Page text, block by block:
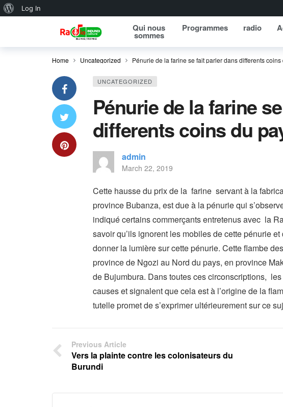
About WordPress
Log In
Qui nous
sommes
Programmes radio
Home Uncategorized Pénurie de la farine se fait parler dans differents coins
UNCATEGORIZED
Pénurie de la farine
differents coins du
admin
March 22, 2019
Cette hausse du prix de la farine servant à la
province Bubanza, est due à la pénurie qui
indiqué certains commerçants entretenus avec la
savoir qu’ils ignorent les mobiles de cette pénurie
donner la lumière sur cette pénurie. Cette flambe
province de Ngozi au Nord du pays, en province
de Bujumbura. Dans toutes ces circonscriptions,
causes et signalent que cela est à l’origine de la
tutelle promet de s’exprimer ultérieurement sur ce
Previous Article
Vers la plainte contre les colonisateurs du
Burundi